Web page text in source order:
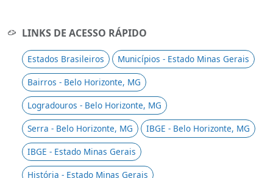
LINKS DE ACESSO RÁPIDO
Estados Brasileiros
Municípios - Estado Minas Gerais
Bairros - Belo Horizonte, MG
Logradouros - Belo Horizonte, MG
Serra - Belo Horizonte, MG
IBGE - Belo Horizonte, MG
IBGE - Estado Minas Gerais
História - Estado Minas Gerais